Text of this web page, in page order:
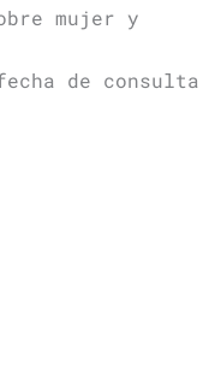
mujer y
de consulta